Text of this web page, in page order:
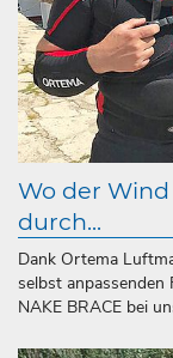
Wo der
durch...
Dank Ortema
selbst anpassenden
NAKE BRACE bei